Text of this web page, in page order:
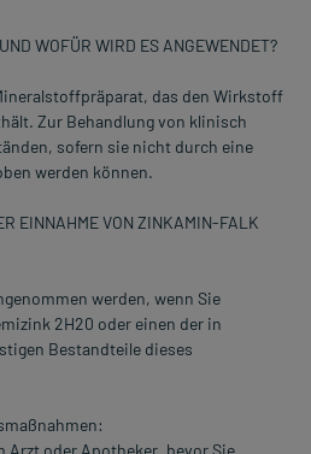
WOFÜR WIRD ES ANGEWENDET?
das den Wirkstoff
Zur Behandlung von klinisch
sofern sie nicht durch eine
werden können.
EINNAHME VON ZINKAMIN-FALK
werden, wenn Sie
2H20 oder einen der in
Bestandteile dieses
Arzt oder Apotheker, bevor Sie